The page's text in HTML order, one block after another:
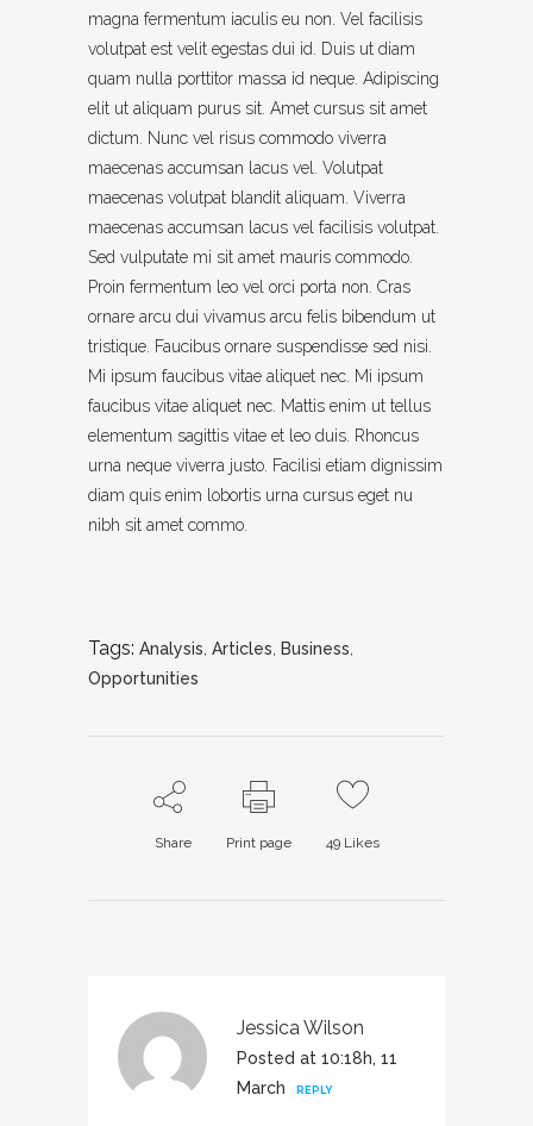
magna fermentum iaculis eu non. Vel facilisis
volutpat est velit egestas dui id. Duis ut diam
quam nulla porttitor massa id neque. Adipiscing
elit ut aliquam purus sit. Amet cursus sit amet
dictum. Nunc vel risus commodo viverra
maecenas accumsan lacus vel. Volutpat
maecenas volutpat blandit aliquam. Viverra
maecenas accumsan lacus vel facilisis volutpat.
Sed vulputate mi sit amet mauris commodo.
Proin fermentum leo vel orci porta non. Cras
ornare arcu dui vivamus arcu felis bibendum ut
tristique. Faucibus ornare suspendisse sed nisi.
Mi ipsum faucibus vitae aliquet nec. Mi ipsum
faucibus vitae aliquet nec. Mattis enim ut tellus
elementum sagittis vitae et leo duis. Rhoncus
urna neque viverra justo. Facilisi etiam dignissim
diam quis enim lobortis urna cursus eget nu
nibh sit amet commo.
Tags: Analysis, Articles, Business,
Opportunities
Share Print page 49 Likes
Jessica Wilson
Posted at 10:18h, 11
March
REPLY